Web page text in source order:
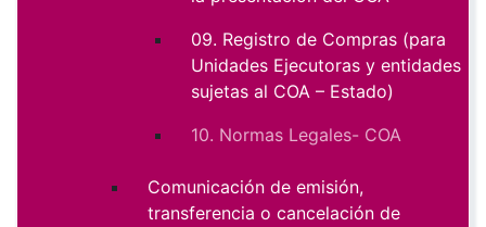
09. Registro de Compras (para
Unidades Ejecutoras y entidades
sujetas al COA – Estado)
10. Normas Legales- COA
Comunicación de emisión,
transferencia o cancelación de